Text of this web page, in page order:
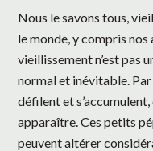
Nous le savons tous,
le monde, y compris
vieillissement n’est pas
normal et inévitable.
défilent et
apparaître. Ces petits
peuvent altérer